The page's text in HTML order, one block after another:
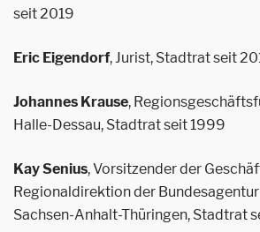
seit 2019
Eric Eigendorf, Jurist, Stadtrat seit
Johannes Krause,
Halle-Dessau, Stadtrat seit 1999
Kay Senius, Vorsitzender der
Regionaldirektion der
Sachsen-Anhalt-Thüringen, Stadtrat